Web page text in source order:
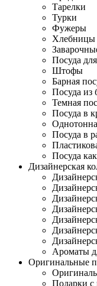
Тарелки
Турки
Фужеры
Хлебницы
Посуда
Штофы
Барная
Посуда из
Темная
Посуда в
Посуда в
Посуда
Дизайнерская
Ароматы
Оригинальные
Подарки с